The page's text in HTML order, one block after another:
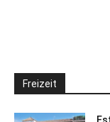
Freizeit